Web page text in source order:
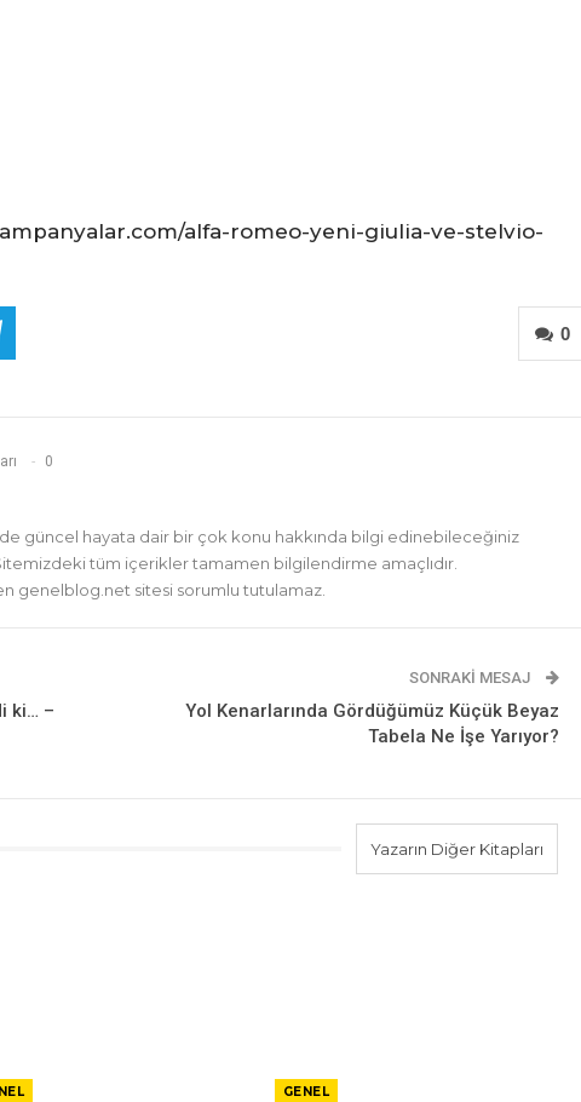
alfa-romeo-yeni-giulia-ve-stelvio-
0
0
güncel hayata dair bir çok konu hakkında bilgi edinebileceğiniz
tüm içerikler tamamen bilgilendirme amaçlıdır.
genelblog.net sitesi sorumlu tutulamaz.
ki… –
SONRAKI MESAJ
Yol Kenarlarında Gördüğümüz Küçük Beyaz
Tabela Ne İşe Yarıyor?
Yazarın Diğer Kitapları
GENEL